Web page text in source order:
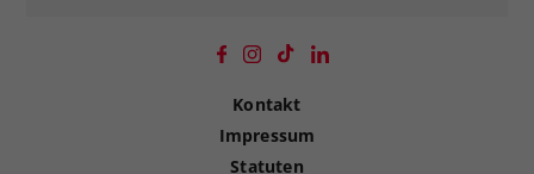
Kontakt
Impressum
Statuten